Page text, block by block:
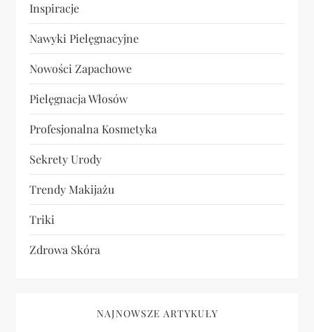
Inspiracje
Nawyki Pielęgnacyjne
Nowości Zapachowe
Pielęgnacja Włosów
Profesjonalna Kosmetyka
Sekrety Urody
Trendy Makijażu
Triki
Zdrowa Skóra
NAJNOWSZE ARTYKUŁY